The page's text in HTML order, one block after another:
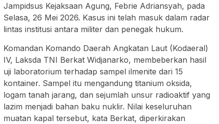
Jampidsus Kejaksaan Agung, Febrie Adriansyah, pada
Selasa, 26 Mei 2026. Kasus ini telah masuk dalam radar
lintas institusi antara militer dan penegak hukum.
Komandan Komando Daerah Angkatan Laut (Kodaeral)
IV, Laksda TNI Berkat Widjanarko, membeberkan hasil
uji laboratorium terhadap sampel ilmenite dari 15
kontainer. Sampel itu mengandung titanium oksida,
logam tanah jarang, dan sejumlah unsur radioaktif yang
lazim menjadi bahan baku nuklir. Nilai keseluruhan
muatan kapal tersebut, kata Berkat, diperkirakan